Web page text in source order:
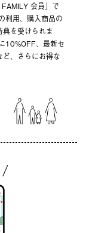
会員」で
利用、購入商品の
を受けられま
10%OFF、最新セ
、さらにお得な